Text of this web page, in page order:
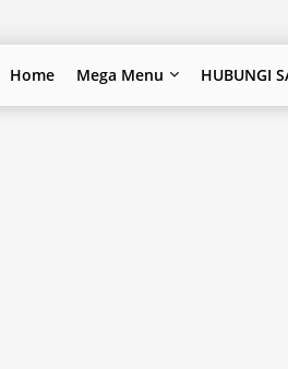
Home Mega Menu HUBUNGI